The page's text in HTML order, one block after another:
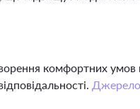
комфортних умов
Джерело